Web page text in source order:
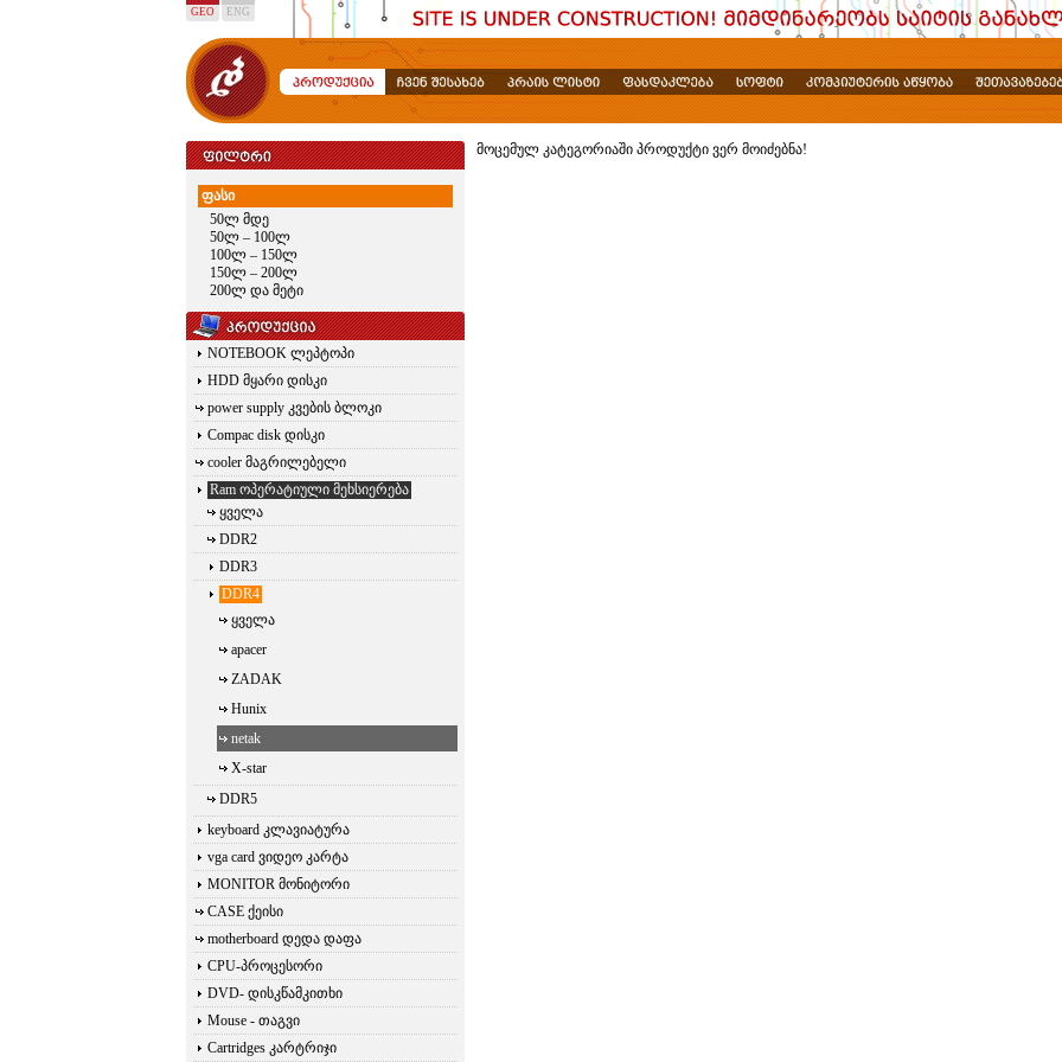
GEO ENG
ფასი
50ლ მდე
50ლ – 100ლ
100ლ – 150ლ
150ლ – 200ლ
200ლ და მეტი
NOTEBOOK ლეპტოპი
HDD მყარი დისკი
power supply კვების ბლოკი
Compac disk დისკი
cooler მაგრილებელი
Ram ოპერატიული მეხსიერება
ყველა
DDR2
DDR3
DDR4
ყველა
apacer
ZADAK
Hunix
netak
X-star
DDR5
keyboard კლავიატურა
vga card ვიდეო კარტა
MONITOR მონიტორი
CASE ქეისი
motherboard დედა დაფა
CPU-პროცესორი
DVD- დისკწამკითხი
Mouse - თაგვი
Cartridges კარტრიჯი
მოცემულ კატეგორიაში პროდუქტი ვერ მოიძებნა!